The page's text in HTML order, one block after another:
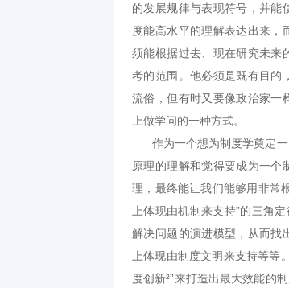
的发展规律与表现符号，并能
度能高水平的理解表达出来，
须能根据过去、现在研究未来
考的范围。他必须是既有目的
流俗，但有时又要像政治家一
上做学问的一种方式。
作为一个想为制度学奠定一
原理的理解和觉得要成为一个
理，最终能让我们能够用非常
上体现由机制来支持”的三角
解决问题的演进模型，从而找
上体现由制度文明来支持等等
度创新²”来打造出最大效能的